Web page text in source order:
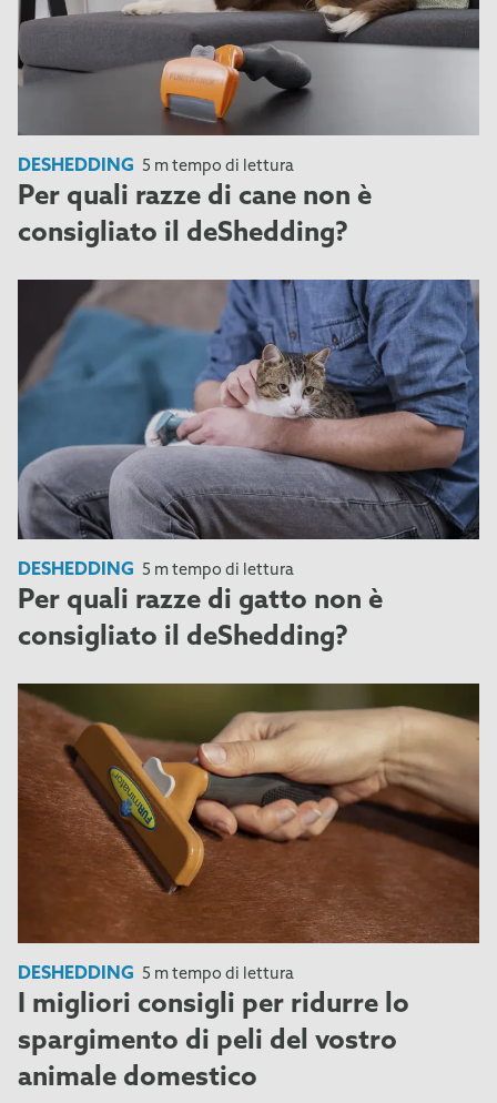
DESHEDDING 5 m tempo di lettura
Per quali razze di cane non è
consigliato il deShedding?
DESHEDDING 5 m tempo di lettura
Per quali razze di gatto non è
consigliato il deShedding?
DESHEDDING 5 m tempo di lettura
I migliori consigli per ridurre lo
spargimento di peli del vostro
animale domestico